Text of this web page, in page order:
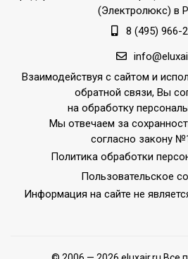
(Электролюкс) в
8 (495) 966-
Взаимодействуя с сайтом и
обратной связи, Вы
на обработку
Мы отвечаем за
согласно закону
Политика обработки
Пользовательское
Информация на сайте не